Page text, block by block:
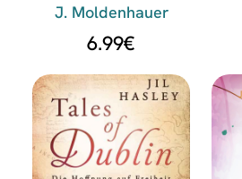
J. Moldenhauer
6.99€